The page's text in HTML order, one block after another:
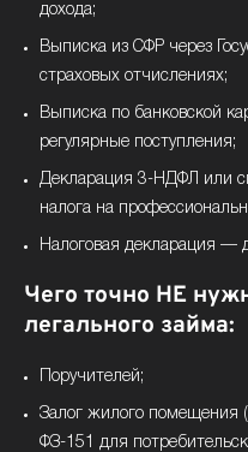
дохода;
Выписка из СФР через
страховых отчислениях;
Выписка по банковской
регулярные поступления;
Декларация 3-НДФЛ или
налога на
Налоговая декларация —
Чего точно НЕ
легального займа:
Поручителей;
Залог жилого помещения
ФЗ-151 для